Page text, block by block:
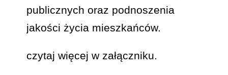
publicznych oraz podnoszenia
jakości życia mieszkańców.
czytaj więcej w załączniku.